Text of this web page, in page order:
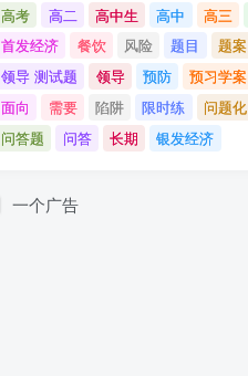
高考
高二 高中生 高中 高三
首发经济
餐饮 风险 题目 题案
领导 测试题
领导 预防 预习学案
面向
需要 陷阱 限时练
问题化
问答题
问答 长期 银发经济
一个广告